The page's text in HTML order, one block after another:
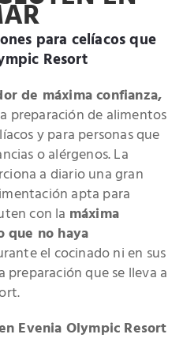
para celíacos que
Resort
de máxima confianza,
preparación de alimentos
y para personas que
o alérgenos. La
a diario una gran
apta para
con la máxima
que no haya
el cocinado ni en sus
que se lleva a
Evenia Olympic Resort